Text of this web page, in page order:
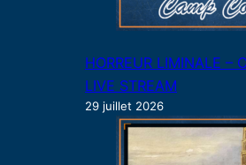
HORREUR LIMINALE –
LIVE STREAM
29 juillet 2026